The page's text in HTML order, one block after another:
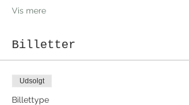
Vis mere
Billetter
Udsolgt
Billettype